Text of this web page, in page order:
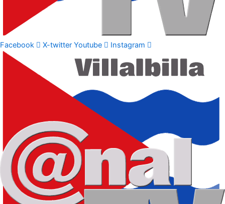
Facebook X-twitter Youtube Instagram